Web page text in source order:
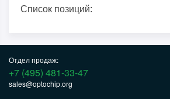
Список позиций:
Отдел продаж:
+7 (495) 481-33-47
sales@optochip.org